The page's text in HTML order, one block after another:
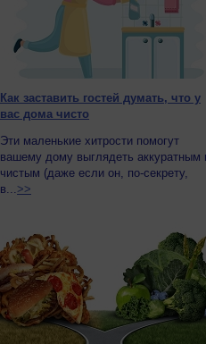
Как заставить гостей думать, что у
вас дома чисто
Эти маленькие хитрости помогут
вашему дому выглядеть аккуратным
чистым (даже если он, по-секрету,
в... >>